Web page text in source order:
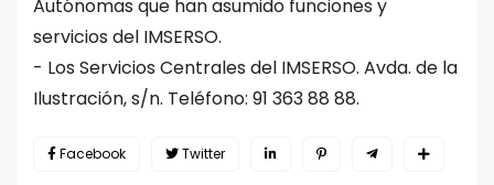
Autónomas que han asumido funciones y
servicios del IMSERSO.
- Los Servicios Centrales del IMSERSO. Avda. de la
Ilustración, s/n. Teléfono: 91 363 88 88.
Facebook Twitter